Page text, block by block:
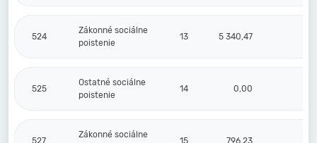
524
Zákonné sociálne
poistenie
13 5 340,47
525
Ostatné sociálne
poistenie
14 0,00
527
Zákonné sociálne
15 796,23